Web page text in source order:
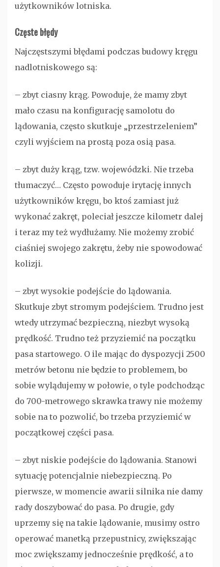
użytkowników lotniska.
Częste błędy
Najczęstszymi błędami podczas budowy kręgu
nadlotniskowego są:
– zbyt ciasny krąg. Powoduje, że mamy zbyt
mało czasu na konfigurację samolotu do
lądowania, często skutkuje „przestrzeleniem”
czyli wyjściem na prostą poza osią pasa.
– zbyt duży krąg, tzw. wojewódzki. Nie trzeba
tłumaczyć… Często powoduje irytację innych
użytkowników kręgu, bo ktoś zamiast już
wykonać zakręt, poleciał jeszcze kilometr dalej
i teraz my też wydłużamy. Nie możemy zrobić
ciaśniej swojego zakrętu, żeby nie spowodować
kolizji.
– zbyt wysokie podejście do lądowania.
Skutkuje zbyt stromym podejściem. Trudno jest
wtedy utrzymać bezpieczną, niezbyt wysoką
prędkość. Trudno też przyziemić na początku
pasa startowego. O ile mając do dyspozycji 2500
metrów betonu nie będzie to problemem, bo
sobie wylądujemy w połowie, o tyle podchodząc
do 700-metrowego skrawka trawy nie możemy
sobie na to pozwolić, bo trzeba przyziemić w
początkowej części pasa.
– zbyt niskie podejście do lądowania. Stanowi
sytuację potencjalnie niebezpieczną. Po
pierwsze, w momencie awarii silnika nie damy
rady doszybować do pasa. Po drugie, gdy
uprzemy się na takie lądowanie, musimy ostro
operować manetką przepustnicy, zwiększając
moc zwiększamy jednocześnie prędkość, a to